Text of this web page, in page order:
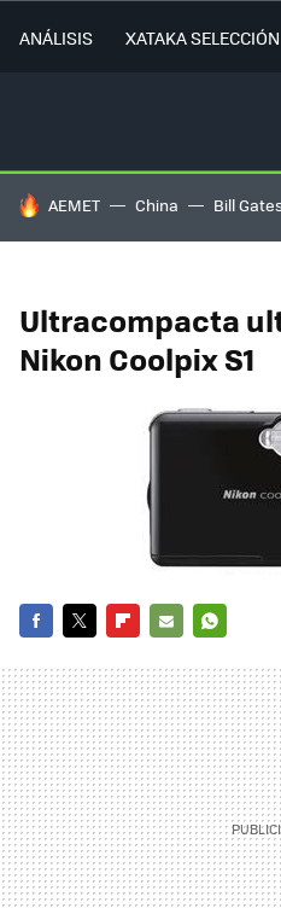
ANÁLISIS XATAKA SELECCIÓN
HOY SE HABLA DE
AEMET China Bill
Ultracompacta
Nikon Coolpix S1
MAIL